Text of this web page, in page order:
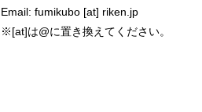
Email: fumikubo [at] riken.jp
※[at]は@に置き換えてください。